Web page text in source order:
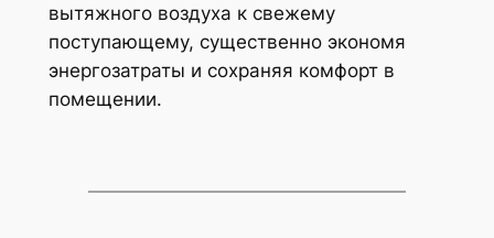
вытяжного воздуха к свежему
поступающему, существенно экономя
энергозатраты и сохраняя комфорт в
помещении.